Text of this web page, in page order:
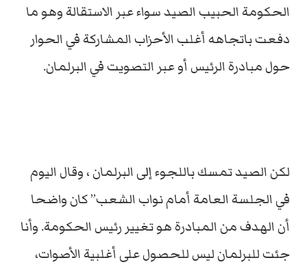
الحكومة الحبيب الصيد سواء عبر الاستقالة وهو ما
دفعت باتجاهه أغلب الأحزاب المشاركة في الحوار
حول مبادرة الرئيس أو عبر التصويت في البرلمان.
لكن الصيد تمسك باللجوء إلى البرلمان ، وقال اليوم
في الجلسة العامة أمام نواب الشعب” كان واضحا
أن الهدف من المبادرة هو تغيير رئيس الحكومة. وأنا
جئت للبرلمان ليس للحصول على أغلبية الأصوات،